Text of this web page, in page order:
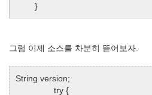
}
그럼 이제 소스를 차분히 뜯어보자.
String version;
try {